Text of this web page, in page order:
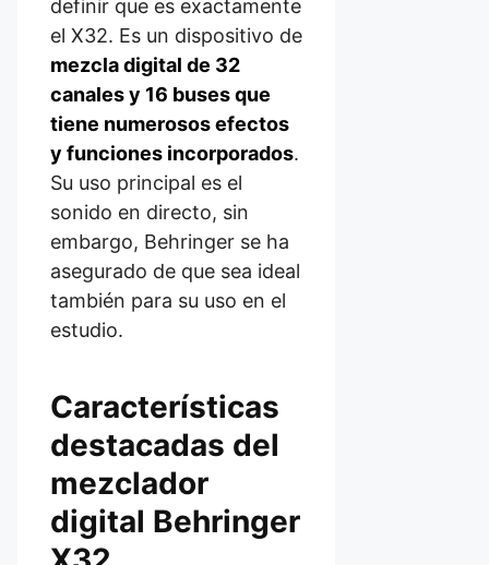
definir que es exactamente
el X32. Es un dispositivo de
mezcla digital de 32
canales y 16 buses que
tiene numerosos efectos
y funciones incorporados.
Su uso principal es el
sonido en directo, sin
embargo, Behringer se ha
asegurado de que sea ideal
también para su uso en el
estudio.
Características
destacadas del
mezclador
digital Behringer